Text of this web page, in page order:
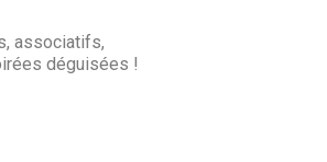
associatifs,
déguisées !